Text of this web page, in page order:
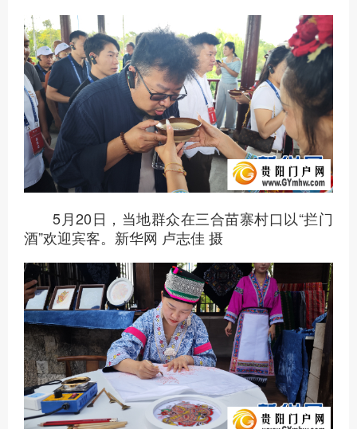
5月20日，当地群众在三合苗寨村口以“拦门
酒”欢迎宾客。新华网 卢志佳 摄